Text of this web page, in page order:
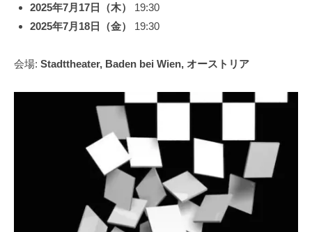
a
m
2025年7月17日（木）
19:30
2025年7月18日（金）
19:30
会場: Stadttheater, Baden bei Wien, オーストリア